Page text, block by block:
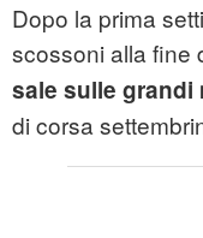
Dopo la prima
scossoni alla fine
sale sulle grandi
di corsa